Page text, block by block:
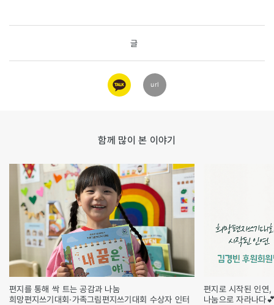
글
카카오
링크
url
함께 많이 본 이야기
편지를 통해 싹 트는 공감과 나눔
희망편지쓰기대회·가족그림편지쓰기대회 수상자 인터
편지로 시작된 인연,
나눔으로 자라나다